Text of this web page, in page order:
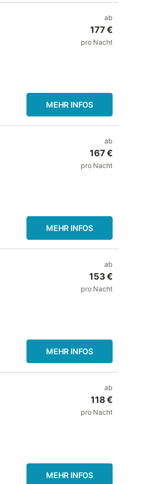
ab
177 €
pro Nacht
MEHR INFOS
ab
167 €
pro Nacht
MEHR INFOS
ab
153 €
pro Nacht
MEHR INFOS
ab
118 €
pro Nacht
MEHR INFOS